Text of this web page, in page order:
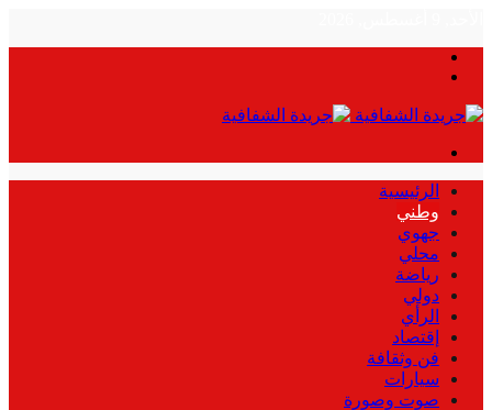
الرئيسية
وطني
جهوي
محلي
رياضة
دولي
الرأي
إقتصاد
فن وثقافة
سيارات
صوت وصورة